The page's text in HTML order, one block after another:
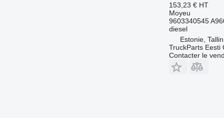
153,23 € HT
Moyeu
9603340545
diesel
Estonie,
TruckParts Eesti
Contacter le